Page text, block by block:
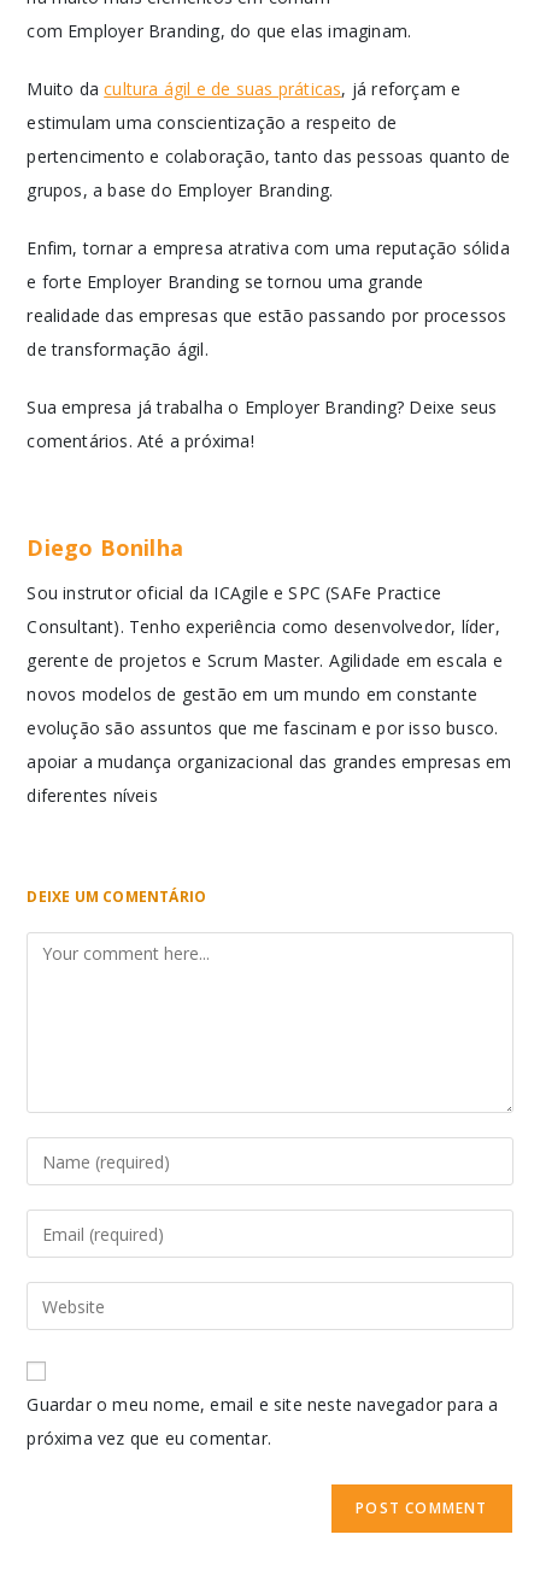
com Employer Branding, do que elas imaginam.
Muito dacultura ágil e de suas práticas, já reforçam e
estimulam uma conscientização a respeito de
pertencimento e colaboração, tanto das pessoas quanto de
grupos, a base do Employer Branding.
Enfim, tornar a empresa atrativa com uma reputação sólida
e forte Employer Branding se tornou uma grande
realidade das empresas que estão passando por processos
de transformação ágil.
Sua empresa já trabalha o Employer Branding? Deixe seus
comentários. Até a próxima!
Diego Bonilha
Sou instrutor oficial da ICAgile e SPC (SAFe Practice
Consultant). Tenho experiência como desenvolvedor, líder,
gerente de projetos e Scrum Master. Agilidade em escala e
novos modelos de gestão em um mundo em constante
evolução são assuntos que me fascinam e por isso busco.
apoiar a mudança organizacional das grandes empresas em
diferentes níveis
DEIXE UM COMENTÁRIO
Guardar o meu nome, email e site neste navegador para a
próxima vez que eu comentar.